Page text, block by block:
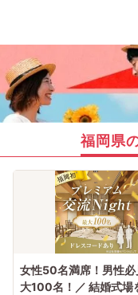
福岡県
女性50名満席！男性必
大100名！／ 結婚式場